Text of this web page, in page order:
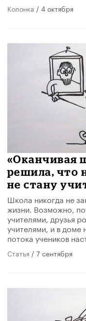
Колонка / 4 октября
«Оканчивая
решила, что
не стану
Школа никогда не
жизни. Возможно,
учителями, друзья
учителями, и в доме
потока учеников
Статья / 7 сентября